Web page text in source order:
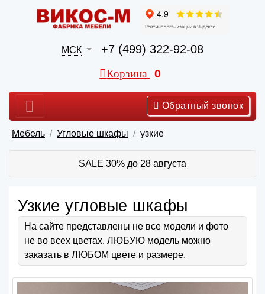
МСК +7 (499) 322-92-08
Корзина 0
Обратный звонок
Мебель Угловые шкафы узкие
SALE 30% до 28 августа
Узкие угловые шкафы
На сайте представлены не все модели и фото
не во всех цветах. ЛЮБУЮ модель можно
заказать в ЛЮБОМ цвете и размере.